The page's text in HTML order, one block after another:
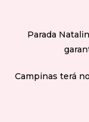
Parada
Campinas terá